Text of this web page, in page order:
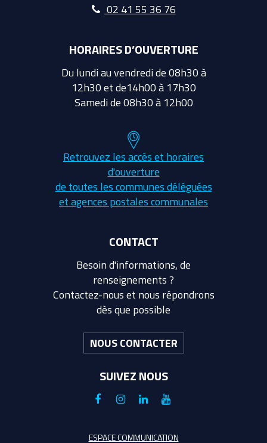
02 41 55 36 76
HORAIRES D’OUVERTURE
Du lundi au vendredi de 08h30 à
12h30 et de14h00 à 17h30
Samedi de 08h30 à 12h00
Retrouvez les accès et horaires
d'ouverture
de toutes les communes déléguées
et agences postales communales
CONTACT
Besoin d'informations, de
renseignements ?
Contactez-nous et nous répondrons
dès que possible
NOUS CONTACTER
SUIVEZ NOUS
Lien
le
Lien
le
Lien
le
Lien
la
ESPACE COMMUNICATION